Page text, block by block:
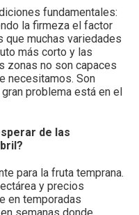
fundamentales:
la firmeza el factor
que muchas variedades
más corto y las
zonas no son capaces
necesitamos. Son
problema está en el
de las
para la fruta temprana.
y precios
en temporadas